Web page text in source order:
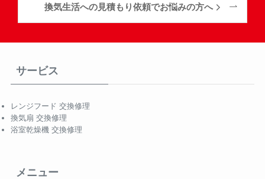
換気生活への見積もり依頼でお悩みの方へ
サービス
レンジフード 交換修理
換気扇 交換修理
浴室乾燥機 交換修理
メニュー